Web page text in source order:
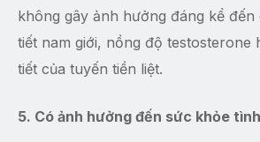
không gây ảnh hưởng đáng kể đến
tiết nam giới, nồng độ testosterone
tiết của tuyến tiền liệt.
5. Có ảnh hưởng đến sức khỏe